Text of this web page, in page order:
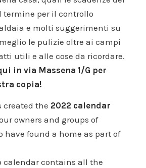
termine per il controllo
e molti suggerimenti su
le pulizie oltre ai campi
utili e alle cose da ricordare.
in via Massena 1/G per
copia!
created the 2022 calendar
owners and groups of
have found a home as part of
calendar contains all the